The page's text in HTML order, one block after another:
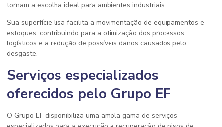
tornam a escolha ideal para ambientes industriais.
Sua superfície lisa facilita a movimentação de equipamentos e
estoques, contribuindo para a otimização dos processos
logísticos e a redução de possíveis danos causados pelo
desgaste.
Serviços especializados
oferecidos pelo Grupo EF
O Grupo EF disponibiliza uma ampla gama de serviços